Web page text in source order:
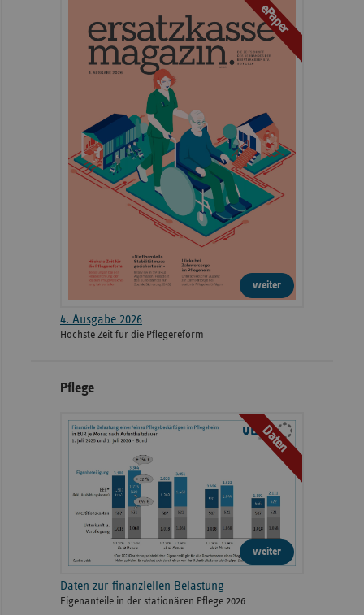
ePaper
weiter
4. Ausgabe 2026
Höchste Zeit für die Pflegereform
Pflege
Daten
weiter
Daten zur finanziellen Belastung
Eigenanteile in der stationären Pflege 2026